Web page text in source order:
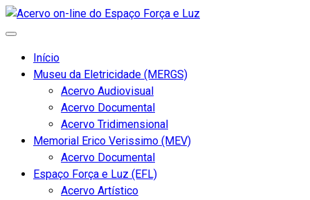
Início
Museu da Eletricidade (MERGS)
Acervo Audiovisual
Acervo Documental
Acervo Tridimensional
Memorial Erico Verissimo (MEV)
Acervo Documental
Espaço Força e Luz (EFL)
Acervo Artístico